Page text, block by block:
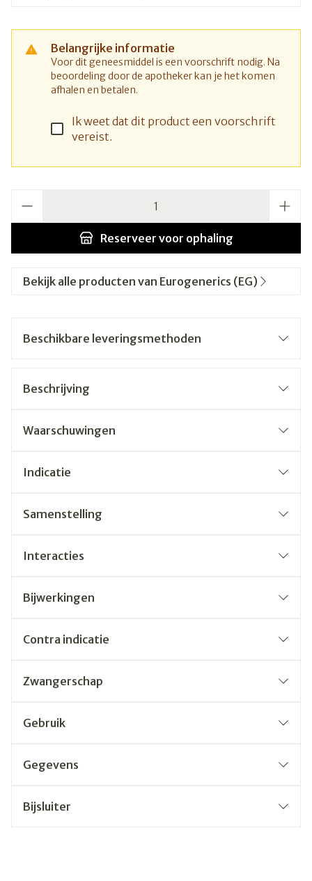
Belangrijke informatie
Voor dit geneesmiddel is een voorschrift nodig. Na
beoordeling door de apotheker kan je het komen
afhalen en betalen.
Ik weet dat dit product een voorschrift
vereist.
Reserveer voor ophaling
Bekijk alle producten van Eurogenerics (EG)
Beschikbare leveringsmethoden
Beschrijving
Waarschuwingen
Indicatie
Samenstelling
Interacties
Bijwerkingen
Contra indicatie
Zwangerschap
Gebruik
Gegevens
Bijsluiter